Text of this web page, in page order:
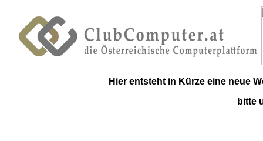
Hier entsteht in Kürze eine neue
bitte